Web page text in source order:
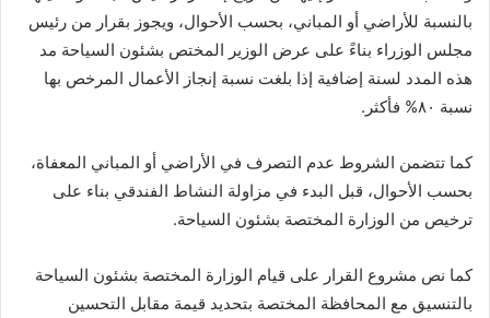
بالنسبة للأراضي أو المباني، بحسب الأحوال، ويجوز بقرار من رئيس
مجلس الوزراء بناءً على عرض الوزير المختص بشئون السياحة مد
هذه المدد لسنة إضافية إذا بلغت نسبة إنجاز الأعمال المرخص بها
نسبة ٨٠% فأكثر.
كما تتضمن الشروط عدم التصرف في الأراضي أو المباني المعفاة،
بحسب الأحوال، قبل البدء في مزاولة النشاط الفندقي بناء على
ترخيص من الوزارة المختصة بشئون السياحة.
كما نص مشروع القرار على قيام الوزارة المختصة بشئون السياحة
بالتنسيق مع المحافظة المختصة بتحديد قيمة مقابل التحسين